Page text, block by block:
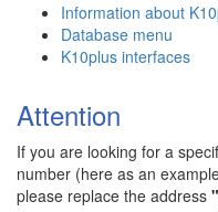
Information about
Database menu
K10plus interfaces
Attention
If you are looking for a
number (here as an
please replace the address